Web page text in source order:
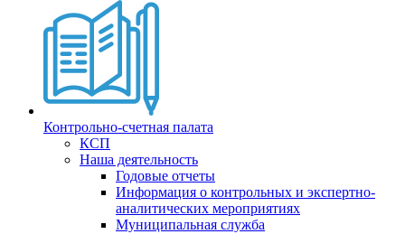
Контрольно-счетная палата
КСП
Наша деятельность
Годовые отчеты
Информация о контрольных и экспертно-
аналитических мероприятиях
Муниципальная служба